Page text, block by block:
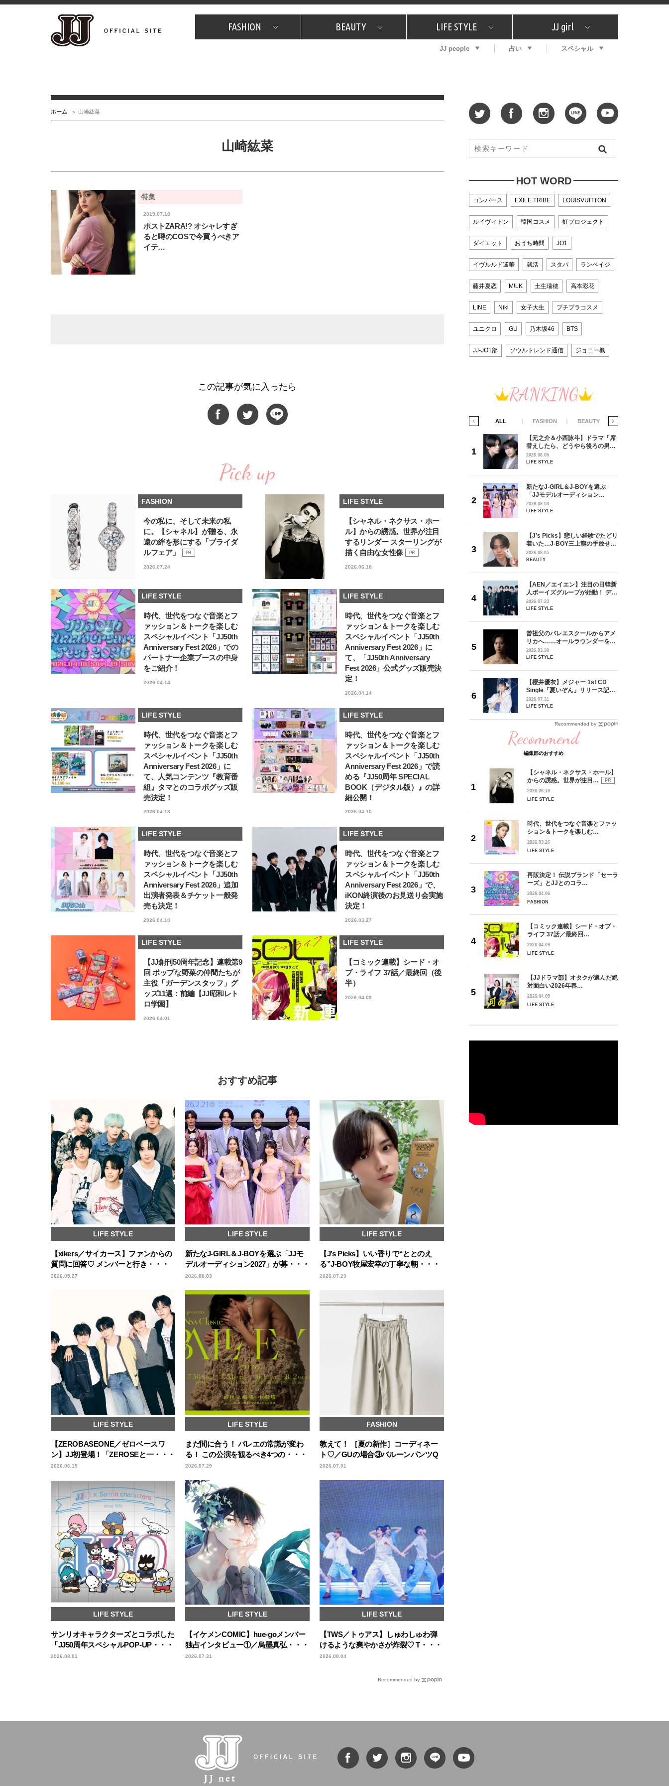
FASHION
JJスタッフの"それどこの"？ プチプラ プレゼント
BEAUTY
コスメ全部試してみた What's NEW？ 特集
LIFE STYLE
JJグルメガイド エンタメ プレゼント
恋愛
JJ girl
特集 おしゃラン！
JJ people 占い スペシャル
ホーム 山崎紘菜
山崎紘菜
特集
2019.07.18
ポストZARA!? オシャレすぎ
ると噂のCOSで今買うべきア
イテ…
この記事が気に入ったら
Pick up
FASHION
今の私に、そして未来の私
に。【シャネル】が贈る、永
遠の絆を形にする「ブライダ
ルフェア」
PR
2026.07.24
LIFE STYLE
【シャネル・ネクサス・ホー
ル】からの誘惑。世界が注目
するリンダー スターリングが
描く自由な女性像
PR
2026.06.18
LIFE STYLE
時代、世代をつなぐ音楽とフ
ァッション＆トークを楽しむ
スペシャルイベント「JJ50th
Anniversary Fest 2026」での
パートナー企業ブースの中身
をご紹介！
2026.04.14
LIFE STYLE
時代、世代をつなぐ音楽とフ
ァッション＆トークを楽しむ
スペシャルイベント「JJ50th
Anniversary Fest 2026」に
て、「JJ50th Anniversary
Fest 2026」公式グッズ販売決
定！
2026.04.14
LIFE STYLE
時代、世代をつなぐ音楽とフ
ァッション＆トークを楽しむ
スペシャルイベント「JJ50th
Anniversary Fest 2026」に
て、人気コンテンツ『教育番
組』タマとのコラボグッズ販
売決定！
2026.04.13
LIFE STYLE
時代、世代をつなぐ音楽とフ
ァッション＆トークを楽しむ
スペシャルイベント「JJ50th
Anniversary Fest 2026」で読
める『JJ50周年 SPECIAL
BOOK（デジタル版）』の詳
細公開！
2026.04.10
LIFE STYLE
時代、世代をつなぐ音楽とフ
ァッション＆トークを楽しむ
スペシャルイベント「JJ50th
Anniversary Fest 2026」追加
出演者発表＆チケット一般発
売も決定！
2026.04.10
LIFE STYLE
時代、世代をつなぐ音楽とフ
ァッション＆トークを楽しむ
スペシャルイベント「JJ50th
Anniversary Fest 2026」で、
iKON終演後のお見送り会実施
決定！
2026.03.27
LIFE STYLE
【JJ創刊50周年記念】連載第9
回 ポップな野菜の仲間たちが
主役「ガーデンスタッフ」グ
ッズ11選：前編【JJ昭和レト
ロ学園】
2026.04.01
LIFE STYLE
【コミック連載】シード・オ
ブ・ライフ 37話／最終回（後
半）
2026.04.09
おすすめ記事
LIFE STYLE
【xikers／サイカース】ファンからの
質問に回答♡ メンバーと行き・・・
2026.05.27
LIFE STYLE
新たなJ-GIRL＆J-BOYを選ぶ「JJモ
デルオーディション2027」が募・・・
2026.08.03
LIFE STYLE
【J’s Picks】いい香りで“ととのえ
る”J-BOY牧屋宏幸の丁寧な朝・・・
2026.07.29
LIFE STYLE
【ZEROBASEONE／ゼロベースワ
ン】JJ初登場！「ZEROSEと一・・・
2026.06.15
LIFE STYLE
まだ間に合う！ バレエの常識が変わ
る！ この公演を観るべき4つの・・・
2026.07.29
FASHION
教えて！ ［夏の新作］コーディネー
ト♡／GUの場合③バルーンパンツQ
2026.07.01
LIFE STYLE
サンリオキャラクターズとコラボした
「JJ50周年スペシャルPOP-UP・・・
2026.08.01
LIFE STYLE
【イケメンCOMIC】hue-goメンバー
独占インタビュー①／烏墨真弘・・・
2026.07.31
LIFE STYLE
【TWS／トゥアス】しゅわしゅわ弾
けるような爽やかさが炸裂♡ T・・・
2026.08.04
Recommended by
HOT WORD
コンバース EXILE TRIBE LOUISVUITTON
ルイヴィトン 韓国コスメ 虹プロジェクト
ダイエット おうち時間 JO1
イヴルルド遙華 就活 スタバ ランペイジ
藤井夏恋 M!LK 土生瑞穂 高本彩花
LINE Niki 女子大生 プチプラコスメ
ユニクロ GU 乃木坂46 BTS
JJ-JO1部 ソウルトレンド通信 ジョニー楓
RANKING
ALL FASHION BEAUTY
ューティ＆ファッション夏の必需
品〉
【注目アーティストRainy。っ
て？】自称“コスメオタク見習
い”のポーチの中身、拝見しま
【J’s Picks】J-BOY中田凌多
は“汗と暑さ”に悩める仕事終わり
もスマートに〈ビューティ＆ファ
ッション夏の必需品〉
ィ大好き！ 松川 星のお気に入り
コスメをCHECK
【注目アーティストRainy。っ
て？】忙しい日でも欠かせない、
朝と夜のケアでつくられる透明感
2026.01.30
BEAUTY
「JJモデルオーディション
2027」が募集開始！ 予選ブロッ
「新システム」に変わります
2026.08.03
【AEN／エイエン】注目の日韓新
人ボーイズグループが始動！ デビ
ュー目前のフレッシュな面々を独
2026.07.23
リカへ……オールラウンダーを目
指すダンサーは踊ることが好きす
vol.29 三宅啄未さん
【櫻井優衣】メジャー 1st CD
Single「夏いぞん」リリース記念
イベント♡ ファンと過ごした“最
高の夏時間”
2026.07.31
LIFE STYLE
ト！
【元之介＆小西詠斗】ドラマ「席
替えしたら、どうやら後ろの男が
どうやら俺のこと好きらしい」放
送記念インタビュー♡ 「自然と詠
2026.08.05
LIFE STYLE
新たなJ-GIRL＆J-BOYを選ぶ
「JJモデルオーディション
2027」が募集開始！ 予選ブロッ
クは候補生の“魅力”を重視した
2026.08.03
LIFE STYLE
【J’s Picks】悲しい経験でたどり
着いた…J-BOY三上龍の手放せな
い“オールインワン”アイテム〈ビ
ューティ＆ファッション夏の必需
2026.08.05
BEAUTY
【AEN／エイエン】注目の日韓新
人ボーイズグループが始動！ デビ
ュー目前のフレッシュな面々を独
占インタビュー。7人の魅力に迫
2026.07.23
LIFE STYLE
曾祖父のバレエスクールからアメ
リカへ……オールラウンダーを目
指すダンサーは踊ることが好きす
ぎる【王子様の推しドコロ】
2026.03.30
LIFE STYLE
【櫻井優衣】メジャー 1st CD
Single「夏いぞん」リリース記念
イベント♡ ファンと過ごした“最
高の夏時間”
2026.07.31
LIFE STYLE
Recommended by
Recommend
編集部のおすすめ
【シャネル・ネクサス・ホール】
からの誘惑。世界が注目…
PR
2026.06.18
LIFE STYLE
時代、世代をつなぐ音楽とファッ
ション＆トークを楽しむ…
2026.03.26
LIFE STYLE
再販決定！ 伝説ブランド「セーラ
ーズ」とJJとのコラ…
2026.04.06
FASHION
【コミック連載】シード・オブ・
ライフ 37話／最終回…
2026.04.09
LIFE STYLE
【JJドラマ部】オタクが選んだ絶
対面白い2026年春…
2026.04.09
LIFE STYLE